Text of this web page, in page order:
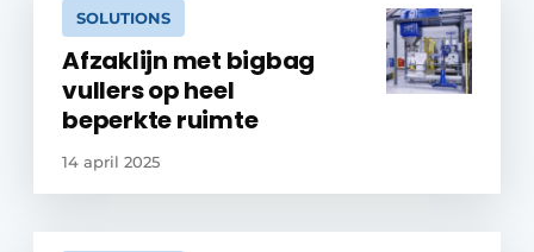
SOLUTIONS
Afzaklijn met bigbag
vullers op heel
beperkte ruimte
14 april 2025